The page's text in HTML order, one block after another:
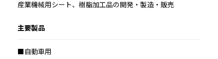
産業機械用シート、樹脂加工品の開発・製造・販売
主要製品
■自動車用